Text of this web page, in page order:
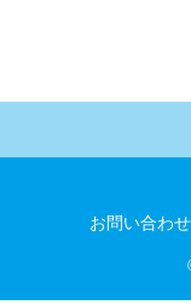
お問い合わせ